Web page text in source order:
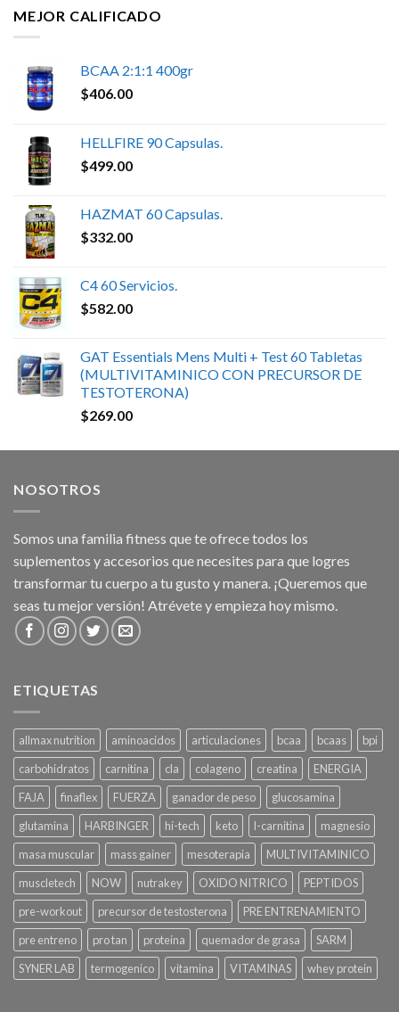
MEJOR CALIFICADO
BCAA 2:1:1 400gr
$406.00
HELLFIRE 90 Capsulas.
$499.00
HAZMAT 60 Capsulas.
$332.00
C4 60 Servicios.
$582.00
GAT Essentials Mens Multi + Test 60 Tabletas
(MULTIVITAMINICO CON PRECURSOR DE
TESTOTERONA)
$269.00
NOSOTROS
Somos una familia fitness que te ofrece todos los
suplementos y accesorios que necesites para que logres
transformar tu cuerpo a tu gusto y manera. ¡Queremos que
seas tu mejor versión! Atrévete y empieza hoy mismo.
ETIQUETAS
allmax nutrition aminoacidos articulaciones bcaa bcaas
bpi
carbohidratos
carnitina cla colageno creatina
ENERGIA
FAJA
finaflex FUERZA ganador de peso
glucosamina
glutamina
HARBINGER hi-tech keto l-carnitina
magnesio
masa muscular
mass gainer mesoterapia
MULTIVITAMINICO
muscletech
NOW nutrakey OXIDO NITRICO
PEPTIDOS
pre-workout
precursor de testosterona
PRE ENTRENAMIENTO
pre entreno
pro tan proteina quemador de grasa
SARM
SYNER LAB
termogenico vitamina VITAMINAS whey protein